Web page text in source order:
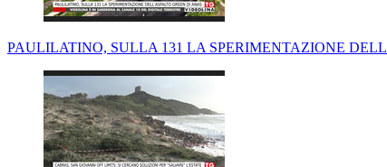
PAULILATINO, SULLA 131 LA SPERIMENTAZIONE